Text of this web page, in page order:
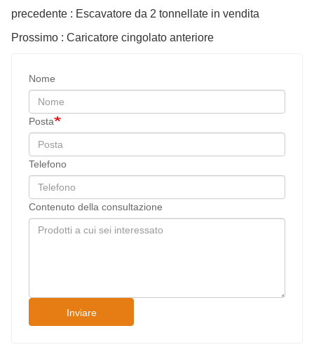
precedente : Escavatore da 2 tonnellate in vendita
Prossimo : Caricatore cingolato anteriore
Nome
Posta
Telefono
Contenuto della consultazione
Inviare